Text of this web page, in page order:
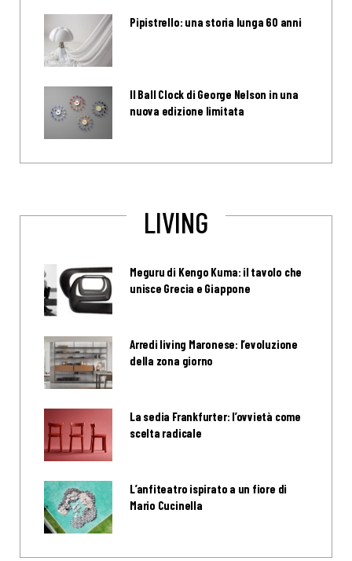
Pipistrello: una storia lunga 60 anni
Il Ball Clock di George Nelson in una
nuova edizione limitata
LIVING
Meguru di Kengo Kuma: il tavolo che
unisce Grecia e Giappone
Arredi living Maronese: l’evoluzione
della zona giorno
La sedia Frankfurter: l’ovvietà come
scelta radicale
L’anfiteatro ispirato a un fiore di
Mario Cucinella